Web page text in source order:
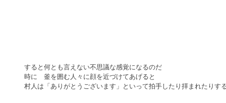
すると何とも言えない不思議な感覚になるのだ
時に　釜を囲む人々に顔を近づけてあげると
村人は「ありがとうございます」といって拍手したり拝まれたりす